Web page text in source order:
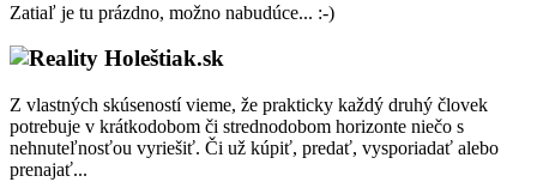
Zatiaľ je tu prázdno, možno nabudúce... :-)
Z vlastných skúseností vieme, že prakticky každý druhý človek
potrebuje v krátkodobom či strednodobom horizonte niečo s
nehnuteľnosťou vyriešiť. Či už kúpiť, predať, vysporiadať alebo
prenajať...